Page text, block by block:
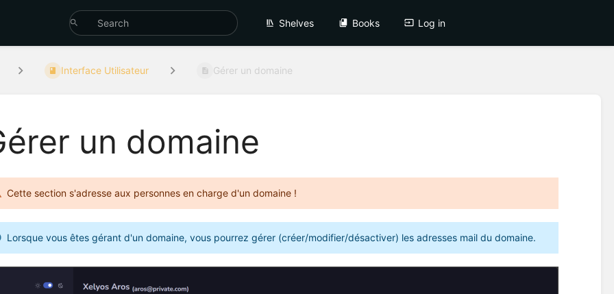
Shelves Books Log in
Interface Utilisateur Gérer un domaine
un domaine
Cette section s'adresse aux personnes en charge d'un domaine !
Lorsque vous êtes gérant d'un domaine, vous pourrez gérer (créer/modifier/désactiver) les adresses mail du domaine.